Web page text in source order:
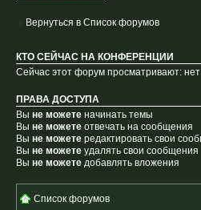
Вернуться в Список форумов
КТО СЕЙЧАС НА КОНФЕРЕНЦИИ
Сейчас этот форум просматривают:
ПРАВА ДОСТУПА
Вы не можете начинать темы
Вы не можете отвечать на сообщения
Вы не можете редактировать свои
Вы не можете удалять свои сообщения
Вы не можете добавлять вложения
Список форумов